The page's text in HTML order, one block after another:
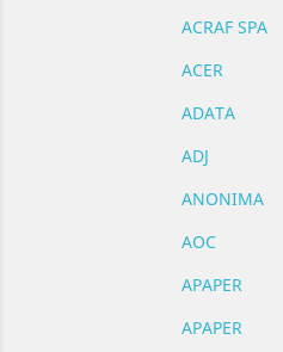
ACRAF SPA
ACER
ADATA
ADJ
ANONIMA
AOC
APAPER
APAPER